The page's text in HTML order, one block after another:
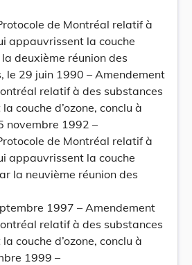
de Montréal relatif à
appauvrissent la couche
deuxième réunion des
le 29 juin 1990 – Amendement
relatif à des substances
couche d’ozone, conclu à
novembre 1992 –
de Montréal relatif à
appauvrissent la couche
la neuvième réunion des
1997 – Amendement
relatif à des substances
couche d’ozone, conclu à
1999 –